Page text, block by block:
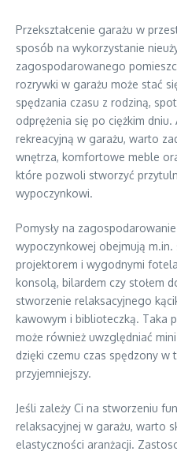
Przekształcenie garażu w
sposób na wykorzystanie
zagospodarowanego
rozrywki w garażu może stać
spędzania czasu z rodziną,
odprężenia się po ciężkim
rekreacyjną w garażu, warto
wnętrza, komfortowe meble
które pozwoli stworzyć
wypoczynkowi.
Pomysły na
wypoczynkowej obejmują
projektorem i wygodnymi
konsolą, bilardem czy stołem
stworzenie relaksacyjnego
kawowym i biblioteczką. Taka
może również uwzględniać
dzięki czemu czas spędzony w
przyjemniejszy.
Jeśli zależy Ci na stworzeniu
relaksacyjnej w garażu, warto
elastyczności aranżacji.